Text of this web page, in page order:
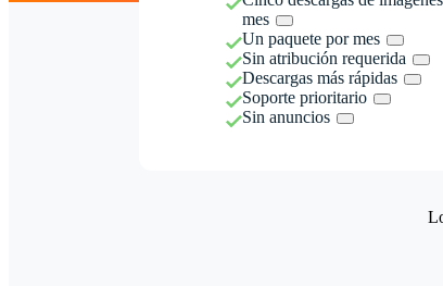
mes
Un paquete por mes
Sin atribución requerida
Descargas más rápidas
Soporte prioritario
Sin anuncios